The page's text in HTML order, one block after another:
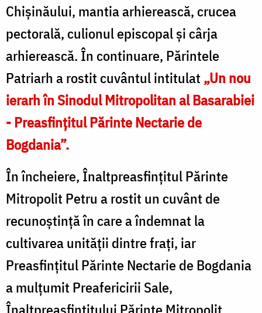
Chișinăului, mantia arhierească, crucea
pectorală, culionul episcopalși cârja
arhierească.În continuare, Părintele
Patriarh a rostit cuvântul intitulat „Un nou
ierarh în Sinodul Mitropolitan al Basarabiei
- Preasfințitul Părinte Nectarie de
Bogdania”.
În încheiere, Înaltpreasfințitul Părinte
Mitropolit Petru a rostit un cuvânt de
recunoştinţă în care a îndemnat la
cultivarea unității dintre frați, iar
Preasfințitul Părinte Nectarie de Bogdania
a mulțumit Preafericirii Sale,